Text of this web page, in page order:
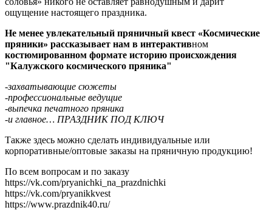
ощущение настоящего праздника.
Не менее увлекательный пряничный квест «Космические
пряники» рассказывает нам в интерактивном
костюмированном формате историю происхождения
"Калужского космического пряника"
-захватывающие сюжеты
-профессиональные ведущие
-выпечка печатного пряника
-и главное… ПРАЗДНИК ПОД КЛЮЧ
Также здесь можно сделать индивидуальные или
корпоративные/оптовые заказы на пряничную продукцию!
По всем вопросам и по заказу
https://vk.com/pryanichki_na_prazdnichki
https://vk.com/pryanikkvest
https://www.prazdnik40.ru/